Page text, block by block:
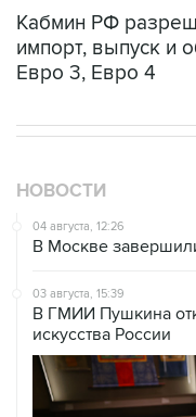
Кабмин РФ
импорт, выпуск и
Евро 3, Евро 4
НОВОСТИ
04 августа, 12:26
В Москве
03 августа, 15:39
В ГМИИ Пушкина
искусства России